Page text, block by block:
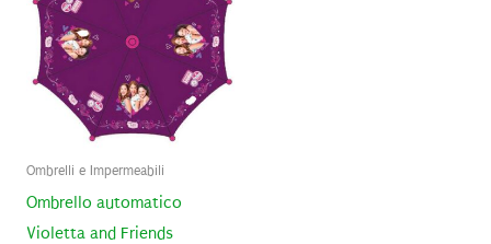
Ombrelli e Impermeabili
Ombrello automatico
Violetta and Friends